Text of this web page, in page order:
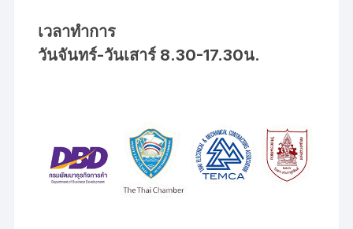
เวลาทำการ
วันจันทร์-วันเสาร์ 8.30-17.30น.